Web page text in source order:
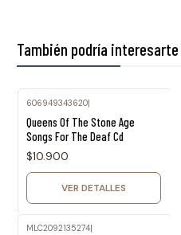
También podría
606949343620|
Queens Of The Stone Age
Songs For The Deaf Cd
$10.900
VER DETALLES
MLC2092135274|